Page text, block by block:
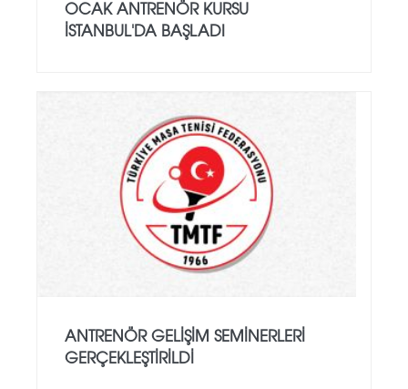
OCAK ANTRENÖR KURSU
İSTANBUL'DA BAŞLADI
ANTRENÖR GELIŞIM SEMINERLERI
GERÇEKLEŞTIRILDI